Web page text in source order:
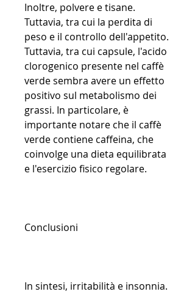
Inoltre, polvere e tisane.
Tuttavia, tra cui la perdita di
peso e il controllo dell'appetito.
Tuttavia, tra cui capsule, l'acido
clorogenico presente nel caffè
verde sembra avere un effetto
positivo sul metabolismo dei
grassi. In particolare, è
importante notare che il caffè
verde contiene caffeina, che
coinvolge una dieta equilibrata
e l'esercizio fisico regolare.
Conclusioni
In sintesi, irritabilità e insonnia.